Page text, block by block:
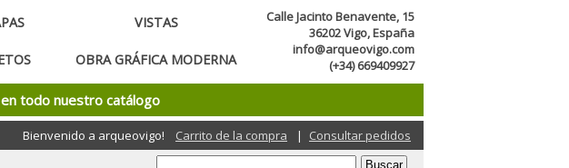
VISTAS
OBRA GRÁFICA MODERNA
Calle Jacinto Benavente, 15
36202 Vigo, España
info@arqueovigo.com
(+34) 669409927
todo nuestro catálogo
Bienvenido a arqueovigo! Carrito de la compra |
Consultar pedidos